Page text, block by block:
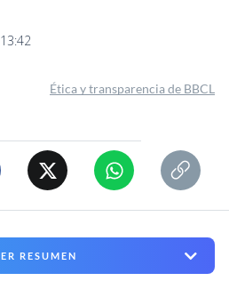
Ética y transparencia de BBCL
RESUMEN